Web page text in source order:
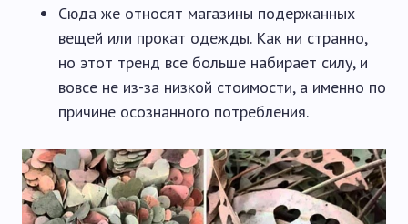
Сюда же относят магазины подержанных
вещей или прокат одежды. Как ни странно,
но этот тренд все больше набирает силу, и
вовсе не из-за низкой стоимости, а именно по
причине осознанного потребления.